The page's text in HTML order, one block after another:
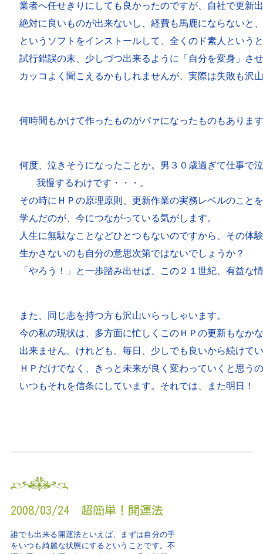
業者へ任せきりにしても良かったのですが、自社で更新
絶対に良いものが出来ないし、経費も馬鹿にならないと
というソフトをインストールして、全くのド素人という
試行錯誤の末、少しづつ出来るように「自分を変身」さ
カッコよく聞こえるかもしれませんが、実際は失敗も沢
何時間もかけて作ったものがパァになったものもありま
何度、泣きそうになったことか。男３０歳過ぎて仕事で
我慢するわけです・・・。
その時にＨＰの原理原則、更新作業の実務レベルのこと
学んだのが、今につながっている気がします。
人生に無駄なことなどひとつもないのですから、その体
生かさないのも自分の意思次第ではないでしょうか？
「やろう！」と一歩踏み出せば、この２１世紀、有益な
また、同じ志を持つ方も沢山いらっしゃいます。
今の私の現状は、多方面に忙しくこのＨＰの更新もなか
出来ません。けれども、毎日、少しでも良いから続けて
ＨＰだけでなく、きっと未来が良く変わっていくと思う
いつもそれを信条にしています。それでは、また明日！
2008/03/24 超簡単！開運法
誰でも出来る開運法といえば、まずは自分の手
をいつも綺麗な状態にするということです。不